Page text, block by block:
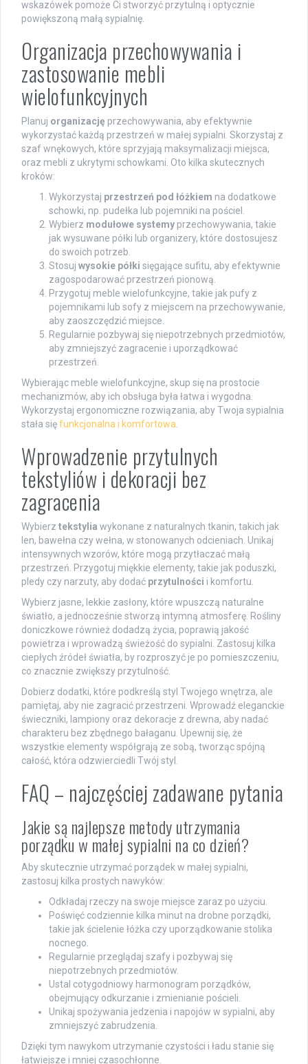
wskazówek pomoże Ci stworzyć przytulną i optycznie
powiększoną małą sypialnię.
Organizacja przechowywania i
zastosowanie mebli
wielofunkcyjnych
Planuj organizację przechowywania, aby efektywnie
wykorzystać każdą przestrzeń w małej sypialni. Skorzystaj z
szaf wnękowych, które sprzyjają maksymalizacji miejsca,
oraz mebli z ukrytymi schowkami. Oto kilka skutecznych
kroków:
Wykorzystaj przestrzeń pod łóżkiem na dodatkowe
schowki, np. pudełka lub pojemniki na pościel.
Wybierz modułowe systemy przechowywania, takie
jak wysuwane półki lub organizery, które dostosujesz
do swoich potrzeb.
Stosuj wysokie półki sięgające sufitu, aby efektywnie
zagospodarować przestrzeń pionową.
Przygotuj meble wielofunkcyjne, takie jak pufy z
pojemnikami lub sofy z miejscem na przechowywanie,
aby zaoszczędzić miejsce.
Regularnie pozbywaj się niepotrzebnych przedmiotów,
aby zmniejszyć zagracenie i uporządkować
przestrzeń.
Wybierając meble wielofunkcyjne, skup się na prostocie
mechanizmów, aby ich obsługa była łatwa i wygodna.
Wykorzystaj ergonomiczne rozwiązania, aby Twoja sypialnia
stała sięfunkcjonalna i komfortowa
Wprowadzenie przytulnych
tekstyliów i dekoracji bez
zagracenia
Wybierz tekstylia wykonane z naturalnych tkanin, takich jak
len, bawełna czy wełna, w stonowanych odcieniach. Unikaj
intensywnych wzorów, które mogą przytłaczać małą
przestrzeń. Przygotuj miękkie elementy, takie jak poduszki,
pledy czy narzuty, aby dodać przytulności i komfortu.
Wybierz jasne, lekkie zasłony, które wpuszczą naturalne
światło, a jednocześnie stworzą intymną atmosferę. Rośliny
doniczkowe również dodadzą życia, poprawią jakość
powietrza i wprowadzą świeżość do sypialni. Zastosuj kilka
ciepłych źródeł światła, by rozproszyć je po pomieszczeniu,
co znacznie zwiększy przytulność.
Dobierz dodatki, które podkreślą styl Twojego wnętrza, ale
pamiętaj, aby nie zagracić przestrzeni. Wprowadź eleganckie
świeczniki, lampiony oraz dekoracje z drewna, aby nadać
charakteru bez zbędnego bałaganu. Upewnij się, że
wszystkie elementy współgrają ze sobą, tworząc spójną
całość, która odzwierciedli Twój styl.
FAQ – najczęściej zadawane pytania
Jakie są najlepsze metody utrzymania
porządku w małej sypialni na co dzień?
Aby skutecznie utrzymać porządek w małej sypialni,
zastosuj kilka prostych nawyków:
Odkładaj rzeczy na swoje miejsce zaraz po użyciu.
Poświęć codziennie kilka minut na drobne porządki,
takie jak ścielenie łóżka czy uporządkowanie stolika
nocnego.
Regularnie przeglądaj szafy i pozbywaj się
niepotrzebnych przedmiotów.
Ustal cotygodniowy harmonogram porządków,
obejmujący odkurzanie i zmienianie pościeli.
Unikaj spożywania jedzenia i napojów w sypialni, aby
zmniejszyć zabrudzenia.
Dzięki tym nawykom utrzymanie czystości i ładu stanie się
łatwiejsze i mniej czasochłonne.